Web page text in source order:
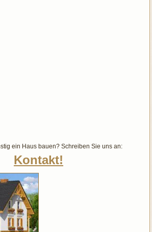
ein Haus bauen? Schreiben Sie uns an:
Kontakt!